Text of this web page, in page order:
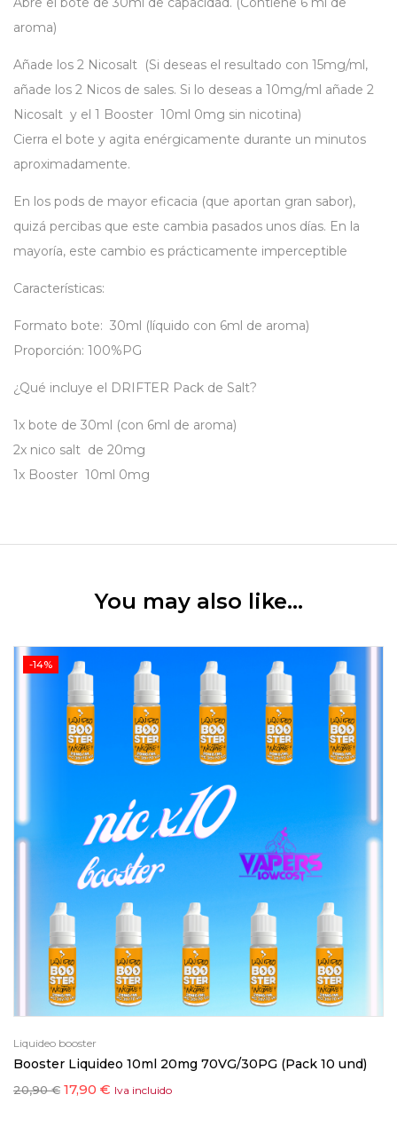
aroma)
Añade los 2 Nicosalt (Si deseas el resultado con 15mg/ml,
añade los 2 Nicos de sales. Si lo deseas a 10mg/ml añade 2
Nicosalt y el 1 Booster 10ml 0mg sin nicotina)
Cierra el bote y agita enérgicamente durante un minutos
aproximadamente.
En los pods de mayor eficacia (que aportan gran sabor),
quizá percibas que este cambia pasados unos días. En la
mayoría, este cambio es prácticamente imperceptible
Características:
Formato bote: 30ml (líquido con 6ml de aroma)
Proporción: 100%PG
¿Qué incluye el DRIFTER Pack de Salt?
1x bote de 30ml (con 6ml de aroma)
2x nico salt de 20mg
1x Booster 10ml 0mg
You may also like…
-14%
Liquideo booster
Booster Liquideo 10ml 20mg 70VG/30PG (Pack 10 und)
20,90€ 17,90 € Iva incluido